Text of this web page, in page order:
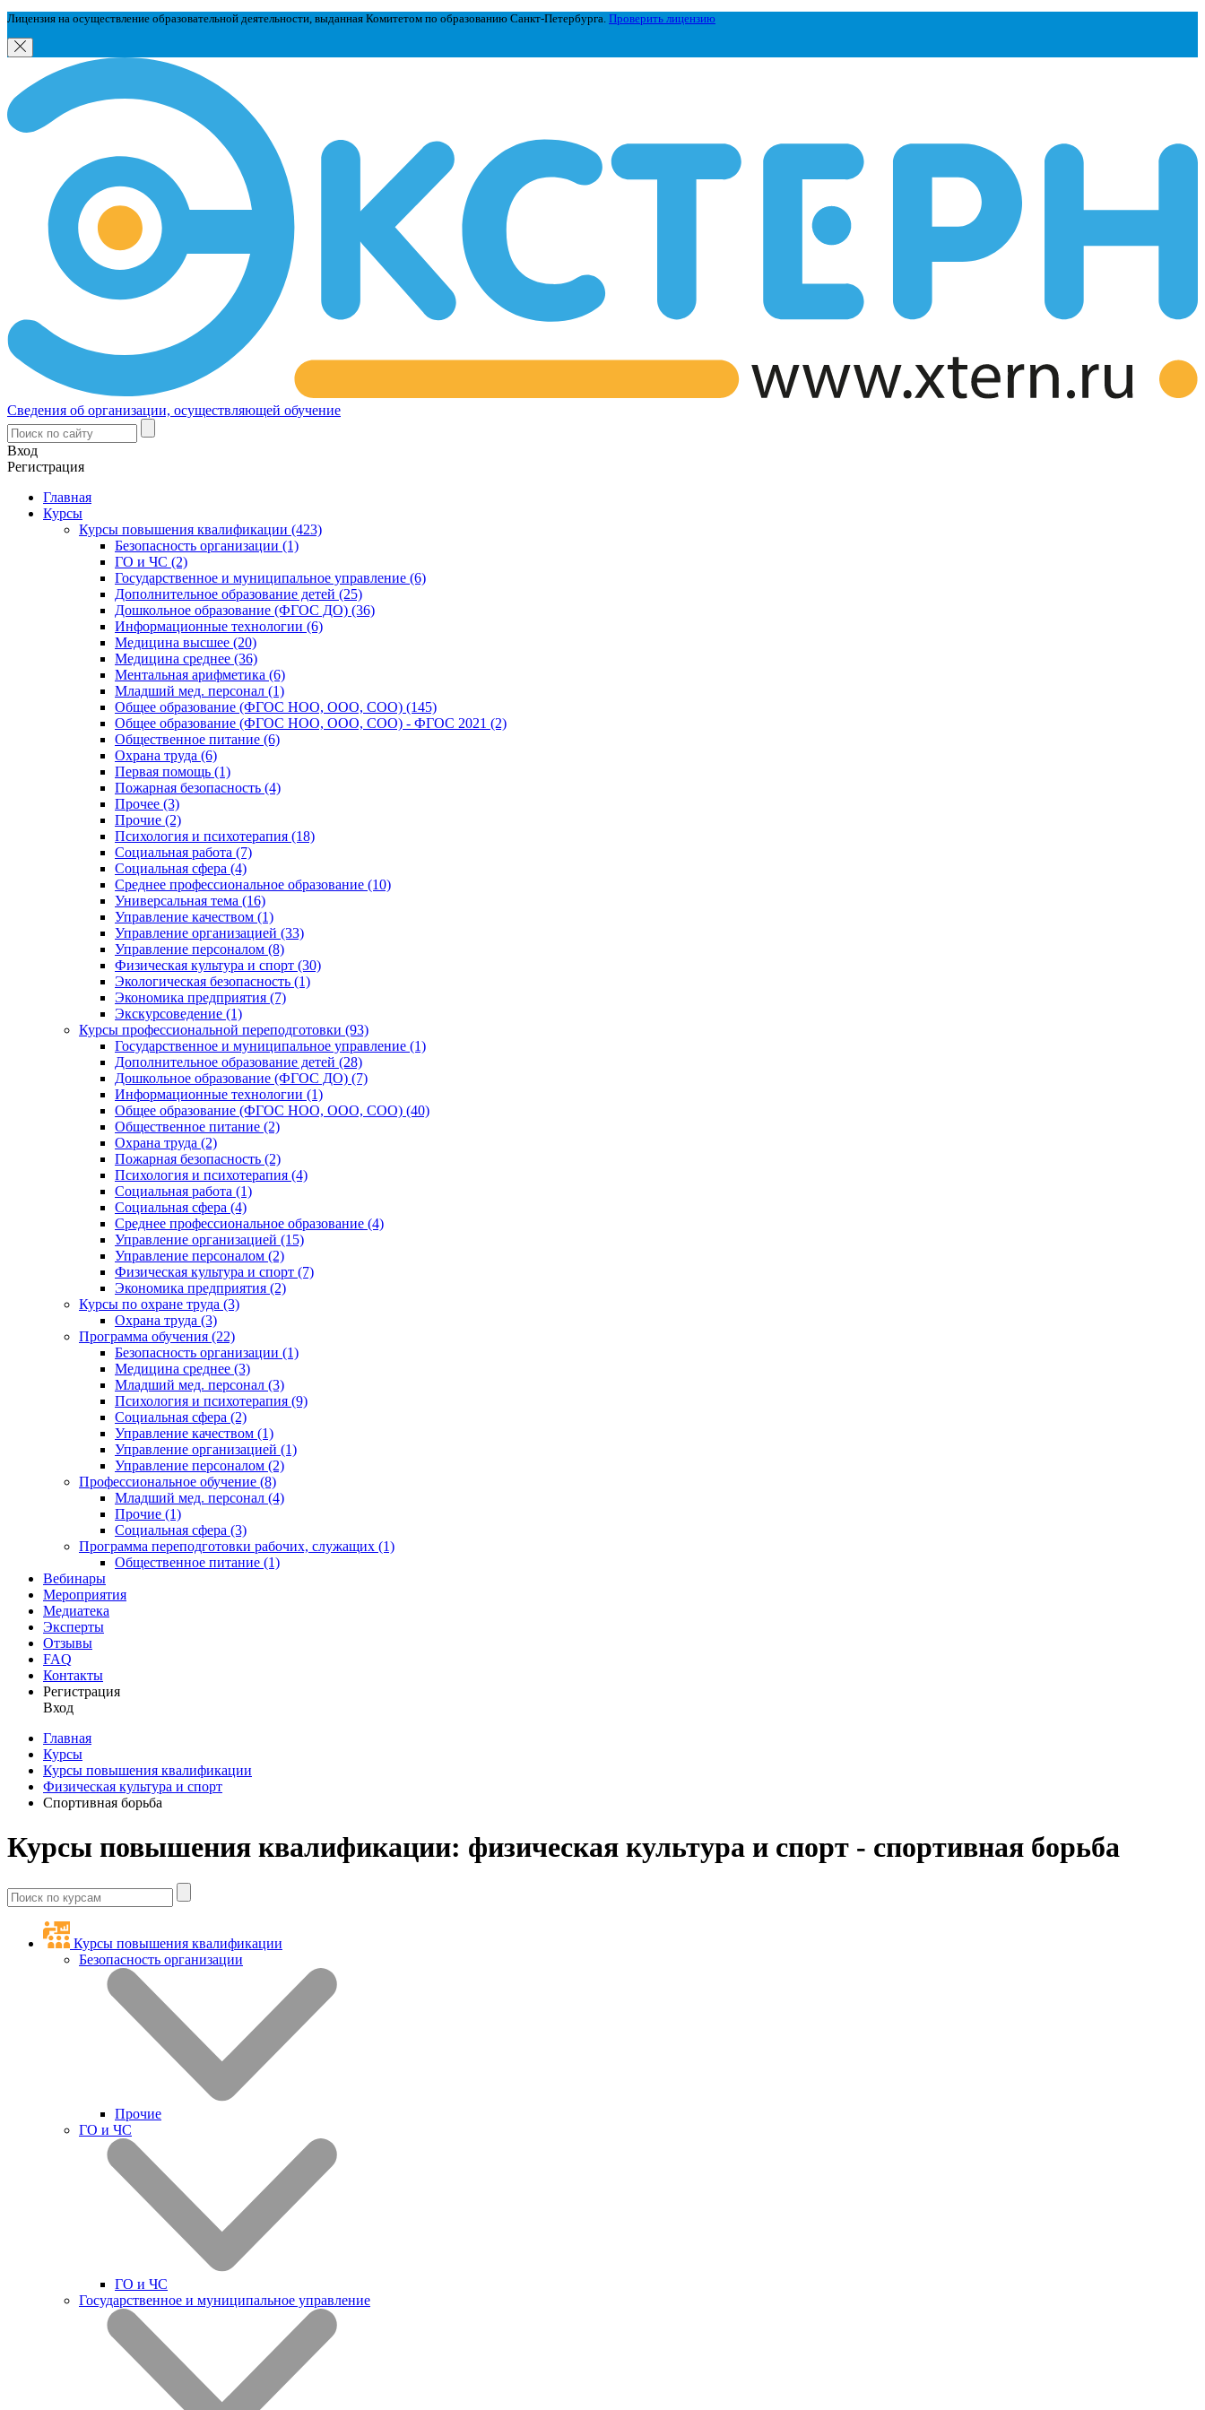
Лицензия на осуществление образовательной деятельности, выданная Комитетом по образованию Санкт-Петербурга. Проверить лицензию
Сведения об организации, осуществляющей обучение
Вход
Регистрация
Главная
Курсы
Курсы повышения квалификации (423)
Безопасность организации (1)
ГО и ЧС (2)
Государственное и муниципальное управление (6)
Дополнительное образование детей (25)
Дошкольное образование (ФГОС ДО) (36)
Информационные технологии (6)
Медицина высшее (20)
Медицина среднее (36)
Ментальная арифметика (6)
Младший мед. персонал (1)
Общее образование (ФГОС НОО, ООО, СОО) (145)
Общее образование (ФГОС НОО, ООО, СОО) - ФГОС 2021 (2)
Общественное питание (6)
Охрана труда (6)
Первая помощь (1)
Пожарная безопасность (4)
Прочее (3)
Прочие (2)
Психология и психотерапия (18)
Социальная работа (7)
Социальная сфера (4)
Среднее профессиональное образование (10)
Универсальная тема (16)
Управление качеством (1)
Управление организацией (33)
Управление персоналом (8)
Физическая культура и спорт (30)
Экологическая безопасность (1)
Экономика предприятия (7)
Экскурсоведение (1)
Курсы профессиональной переподготовки (93)
Государственное и муниципальное управление (1)
Дополнительное образование детей (28)
Дошкольное образование (ФГОС ДО) (7)
Информационные технологии (1)
Общее образование (ФГОС НОО, ООО, СОО) (40)
Общественное питание (2)
Охрана труда (2)
Пожарная безопасность (2)
Психология и психотерапия (4)
Социальная работа (1)
Социальная сфера (4)
Среднее профессиональное образование (4)
Управление организацией (15)
Управление персоналом (2)
Физическая культура и спорт (7)
Экономика предприятия (2)
Курсы по охране труда (3)
Охрана труда (3)
Программа обучения (22)
Безопасность организации (1)
Медицина среднее (3)
Младший мед. персонал (3)
Психология и психотерапия (9)
Социальная сфера (2)
Управление качеством (1)
Управление организацией (1)
Управление персоналом (2)
Профессиональное обучение (8)
Младший мед. персонал (4)
Прочие (1)
Социальная сфера (3)
Программа переподготовки рабочих, служащих (1)
Общественное питание (1)
Вебинары
Мероприятия
Медиатека
Эксперты
Отзывы
FAQ
Контакты
Регистрация
Вход
Главная
Курсы
Курсы повышения квалификации
Физическая культура и спорт
Спортивная борьба
Курсы повышения квалификации: физическая культура и спорт - спортивная борьба
Курсы повышения квалификации
Безопасность организации
Прочие
ГО и ЧС
ГО и ЧС
Государственное и муниципальное управление